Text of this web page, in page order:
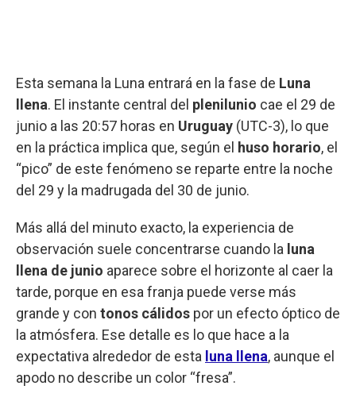
Esta semana la Luna entrará en la fase de Luna
llena. El instante central del plenilunio cae el 29 de
junio a las 20:57 horas en Uruguay (UTC-3), lo que
en la práctica implica que, según el huso horario, el
“pico” de este fenómeno se reparte entre la noche
del 29 y la madrugada del 30 de junio.
Más allá del minuto exacto, la experiencia de
observación suele concentrarse cuando la luna
llena de junio aparece sobre el horizonte al caer la
tarde, porque en esa franja puede verse más
grande y con tonos cálidos por un efecto óptico de
la atmósfera. Ese detalle es lo que hace a la
expectativa alrededor de esta luna llena, aunque el
apodo no describe un color “fresa”.